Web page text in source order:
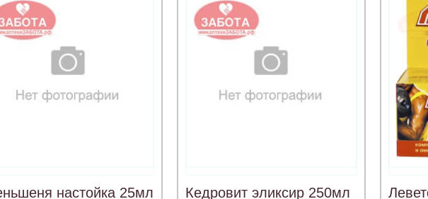
настойка 25мл Кедровит эликсир 250мл